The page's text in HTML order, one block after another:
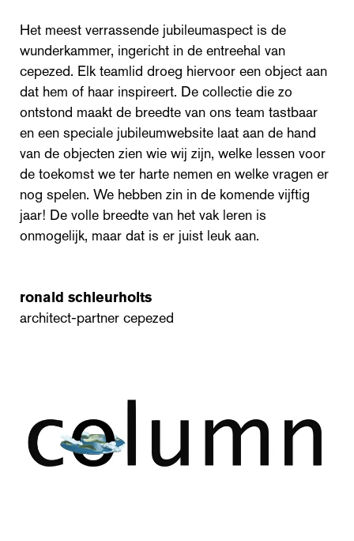
Het meest verrassende jubileumaspect is de
wunderkammer, ingericht in de entreehal van
cepezed. Elk teamlid droeg hiervoor een object aan
dat hem of haar inspireert. De collectie die zo
ontstond maakt de breedte van ons team tastbaar
en een speciale jubileumwebsite laat aan de hand
van de objecten zien wie wij zijn, welke lessen voor
de toekomst we ter harte nemen en welke vragen er
nog spelen. We hebben zin in de komende vijftig
jaar! De volle breedte van het vak leren is
onmogelijk, maar dat is er juist leuk aan.
ronald schleurholts
architect-partner cepezed